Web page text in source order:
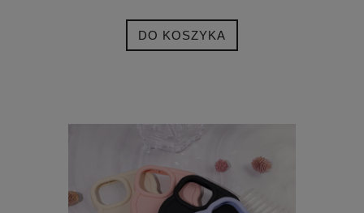
DO KOSZYKA